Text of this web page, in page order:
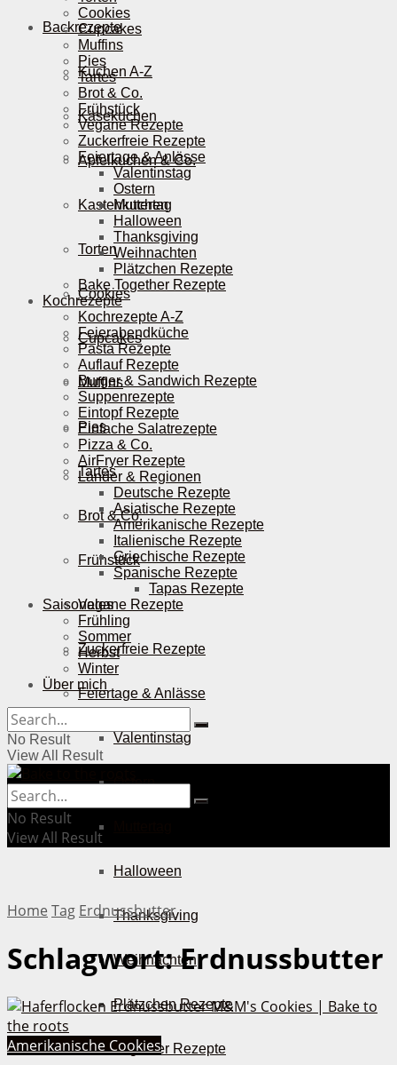
Backrezepte
Kuchen A-Z
Käsekuchen
Apfelkuchen & Co.
Kastenkuchen
Torten
Cookies
Cupcakes
Muffins
Pies
Tartes
Brot & Co.
Frühstück
Vegane Rezepte
Zuckerfreie Rezepte
Feiertage & Anlässe
Valentinstag
Ostern
Halloween
Thanksgiving
Weihnachten
Plätzchen Rezepte
Bake Together Rezepte
Cookies
Cupcakes
Muffins
Pies
Tartes
Brot & Co.
Frühstück
Vegane Rezepte
Zuckerfreie Rezepte
Feiertage & Anlässe
Valentinstag
Ostern
Muttertag
Halloween
Thanksgiving
Weihnachten
Plätzchen Rezepte
Bake Together Rezepte
Kochrezepte
Kochrezepte A-Z
Feierabendküche
Pasta Rezepte
Auflauf Rezepte
Burger & Sandwich Rezepte
Suppenrezepte
Eintopf Rezepte
Einfache Salatrezepte
Pizza & Co.
AirFryer Rezepte
Länder & Regionen
Deutsche Rezepte
Asiatische Rezepte
Amerikanische Rezepte
Italienische Rezepte
Griechische Rezepte
Spanische Rezepte
Tapas Rezepte
Saisonales
Frühling
Sommer
Herbst
Winter
Über mich
No Result
View All Result
No Result
View All Result
Home Tag Erdnussbutter
Schlagwort:Erdnussbutter
Amerikanische Cookies